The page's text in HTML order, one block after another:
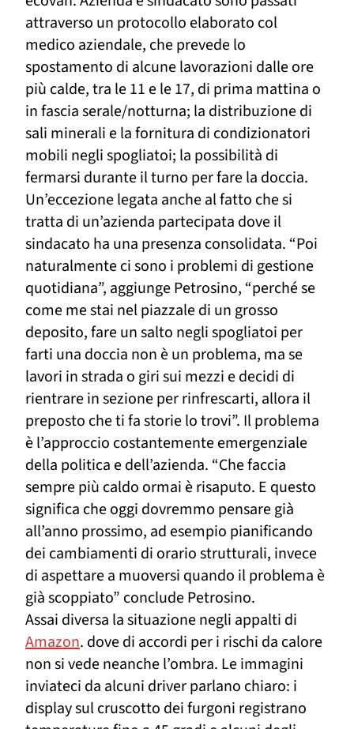
attraverso un protocollo elaborato col
medico aziendale, che prevede lo
spostamento di alcune lavorazioni dalle ore
più calde, tra le 11 e le 17, di prima mattina o
in fascia serale/notturna; la distribuzione di
sali minerali e la fornitura di condizionatori
mobili negli spogliatoi; la possibilità di
fermarsi durante il turno per fare la doccia.
Un’eccezione legata anche al fatto che si
tratta di un’azienda partecipata dove il
sindacato ha una presenza consolidata. “Poi
naturalmente ci sono i problemi di gestione
quotidiana”, aggiunge Petrosino, “perché se
come me stai nel piazzale di un grosso
deposito, fare un salto negli spogliatoi per
farti una doccia non è un problema, ma se
lavori in strada o giri sui mezzi e decidi di
rientrare in sezione per rinfrescarti, allora il
preposto che ti fa storie lo trovi”. Il problema
è l’approccio costantemente emergenziale
della politica e dell’azienda. “Che faccia
sempre più caldo ormai è risaputo. E questo
significa che oggi dovremmo pensare già
all’anno prossimo, ad esempio pianificando
dei cambiamenti di orario strutturali, invece
di aspettare a muoversi quando il problema è
già scoppiato” conclude Petrosino.
Assai diversa la situazione negli appalti di
Amazon. dove di accordi per i rischi da calore
non si vede neanche l’ombra. Le immagini
inviateci da alcuni driver parlano chiaro: i
display sul cruscotto dei furgoni registrano